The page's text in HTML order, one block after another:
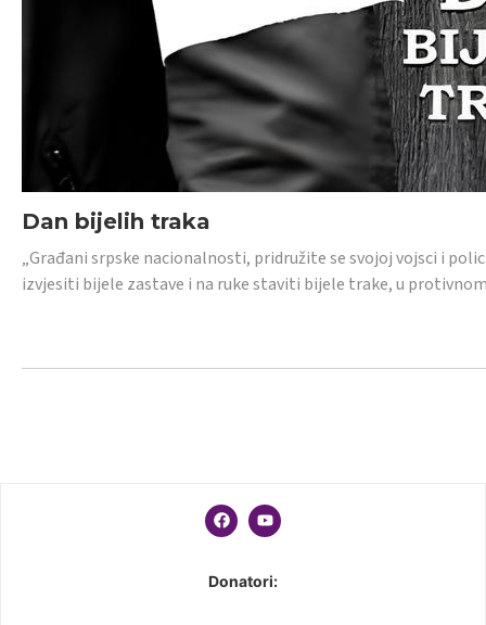
Dan bijelih traka
„Građani srpske nacionalnosti, pridružite se svojoj vojsci i
izvjesiti bijele zastave i na ruke staviti bijele trake, u
Donatori: